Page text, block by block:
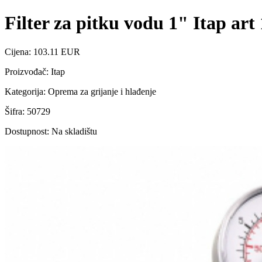
Filter za pitku vodu 1" Itap art
Cijena: 103.11 EUR
Proizvođač: Itap
Kategorija: Oprema za grijanje i hlađenje
Šifra: 50729
Dostupnost: Na skladištu